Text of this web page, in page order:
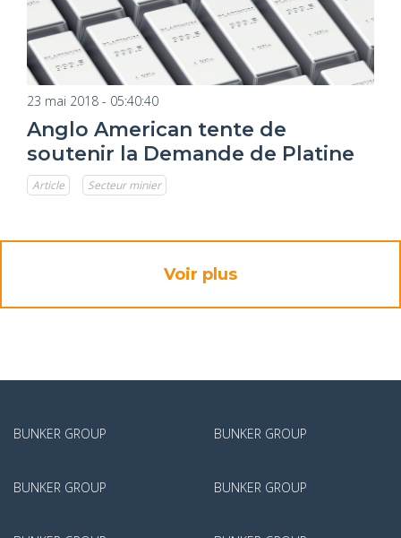
23 mai 2018 - 05:40:40
Anglo American tente de
soutenir la Demande de Platine
Article Secteur minier
Voir plus
BUNKER GROUP
BUNKER GROUP
BUNKER GROUP
BUNKER GROUP